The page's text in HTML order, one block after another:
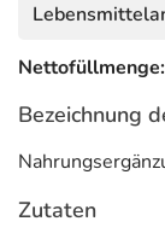
5 Kapseln pro
zwischen den
Inhaltsstoffe
Inhaltsstoff
Magnesium-Citrat
Nettofüllmenge:
Bezeichnung
Zutaten